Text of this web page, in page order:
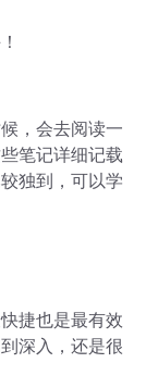
，会去阅读一
笔记详细记载
独到，可以学
捷也是最有效
深入，还是很